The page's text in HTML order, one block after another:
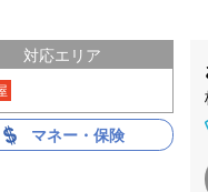
対応エリア
マネー・保険